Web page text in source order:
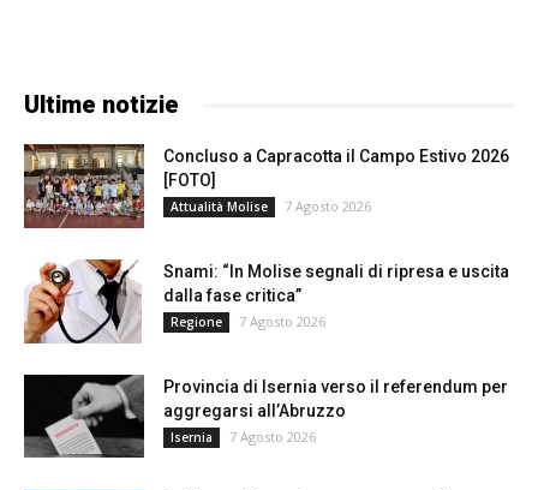
Ultime notizie
Concluso a Capracotta il Campo Estivo 2026
[FOTO]
Attualità Molise 7 Agosto 2026
Snami: “In Molise segnali di ripresa e uscita
dalla fase critica”
Regione 7 Agosto 2026
Provincia di Isernia verso il referendum per
aggregarsi all’Abruzzo
Isernia 7 Agosto 2026